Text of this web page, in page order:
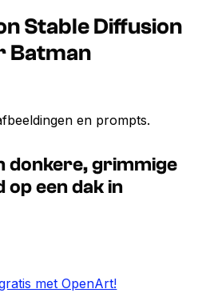
Stable Diffusion
Batman
en prompts.
donkere, grimmige
een dak in
met OpenArt!